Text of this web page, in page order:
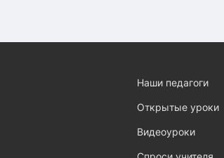
Наши педагоги
Открытые уроки
Видеоуроки